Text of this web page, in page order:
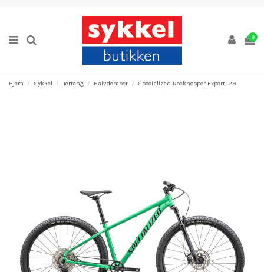
0
Hjem Sykkel Terreng Halvdemper Specialized Rockhopper Expert, 29